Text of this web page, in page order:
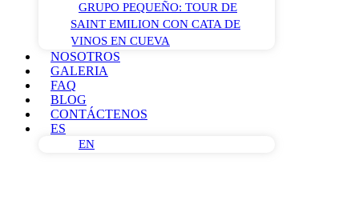
GRUPO PEQUEÑO: TOUR DE
SAINT EMILION CON CATA DE
VINOS EN CUEVA
NOSOTROS
GALERIA
FAQ
BLOG
CONTÁCTENOS
ES
EN